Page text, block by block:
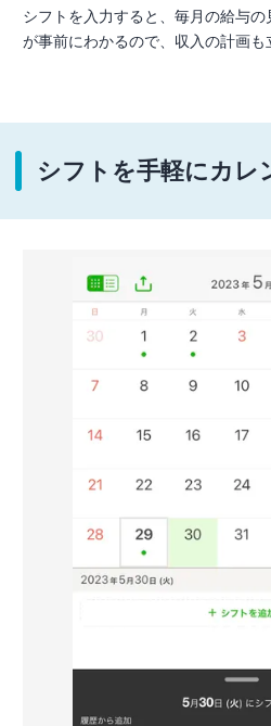
シフトを入力すると、毎月の給与
が事前にわかるので、収入の計画も
シフトを手軽にカレ